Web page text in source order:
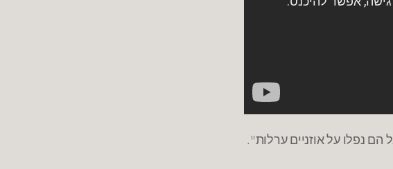
נפלו על אוזניים ערלות".